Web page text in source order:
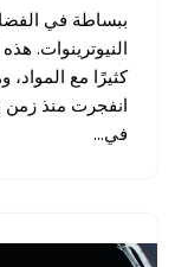
ببساطة في
النيوترينوات.
كثيرًا مع
انفجرت منذ زمن
في…